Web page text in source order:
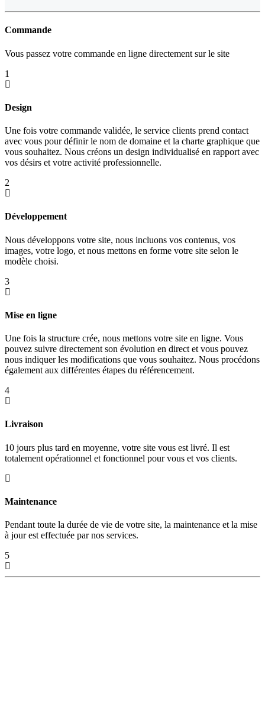
Commande
Vous passez votre commande en ligne directement sur le site
1
Design
Une fois votre commande validée, le service clients prend contact
avec vous pour définir le nom de domaine et la charte graphique que
vous souhaitez. Nous créons un design individualisé en rapport avec
vos désirs et votre activité professionnelle.
2
Développement
Nous développons votre site, nous incluons vos contenus, vos
images, votre logo, et nous mettons en forme votre site selon le
modèle choisi.
3
Mise en ligne
Une fois la structure crée, nous mettons votre site en ligne. Vous
pouvez suivre directement son évolution en direct et vous pouvez
nous indiquer les modifications que vous souhaitez. Nous procédons
également aux différentes étapes du référencement.
4
Livraison
10 jours plus tard en moyenne, votre site vous est livré. Il est
totalement opérationnel et fonctionnel pour vous et vos clients.
Maintenance
Pendant toute la durée de vie de votre site, la maintenance et la mise
à jour est effectuée par nos services.
5